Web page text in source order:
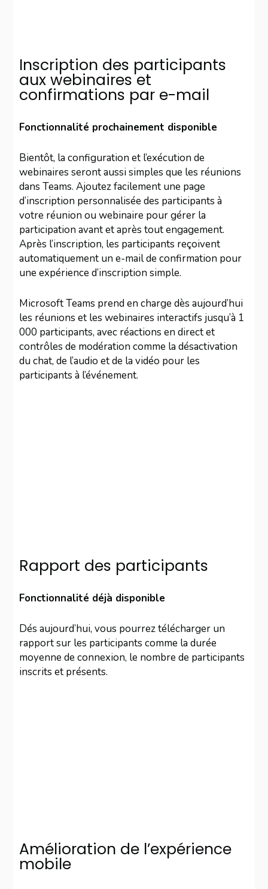
Inscription des participants
aux webinaires et
confirmations par e-mail
Fonctionnalité prochainement disponible
Bientôt, la configuration et l’exécution de
webinaires seront aussi simples que les réunions
dans Teams. Ajoutez facilement une page
d’inscription personnalisée des participants à
votre réunion ou webinaire pour gérer la
participation avant et après tout engagement.
Après l’inscription, les participants reçoivent
automatiquement un e-mail de confirmation pour
une expérience d’inscription simple.
Microsoft Teams prend en charge dès aujourd’hui
les réunions et les webinaires interactifs jusqu’à 1
000 participants, avec réactions en direct et
contrôles de modération comme la désactivation
du chat, de l’audio et de la vidéo pour les
participants à l’événement.
Rapport des participants
Fonctionnalité déjà disponible
Dés aujourd’hui, vous pourrez télécharger un
rapport sur les participants comme la durée
moyenne de connexion, le nombre de participants
inscrits et présents.
Amélioration de l’expérience
mobile